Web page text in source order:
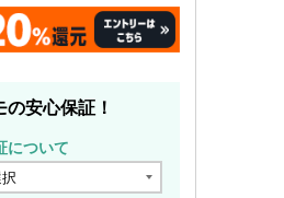
の安心保証！
について